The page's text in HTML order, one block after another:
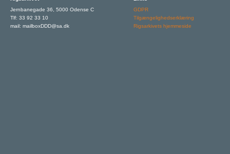
Jernbanegade 36, 5000 Odense C
Tlf: 33 92 33 10
mail: mailboxDDD@sa.dk
GDPR
Tilgængelighedserklæring
Rigsarkivets hjemmeside